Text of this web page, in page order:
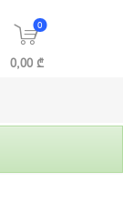
0
0,00 ₾